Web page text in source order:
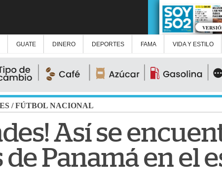
GUATE DINERO DEPORTES FAMA VIDA Y ESTILO
/FÚTBOL NACIONAL
Así se
Panamá en el